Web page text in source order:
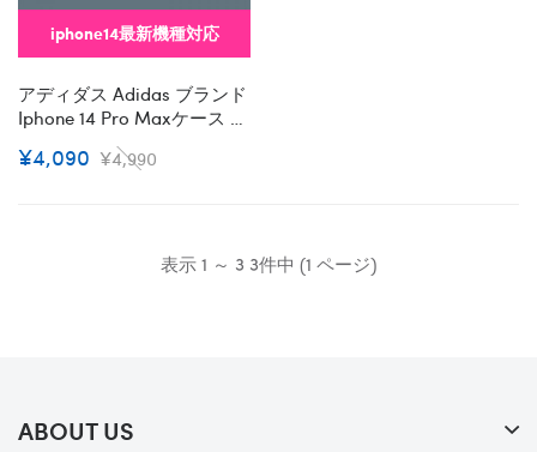
iphone14最新機種対応
アディダス Adidas ブランド
Iphone 14 Pro Maxケース か
わいい インスタ風 クローバ
ー クリア 経典 メンズ個性潮
¥4,090 ¥4,990
表示 1 ～ 3 3件中 (1 ページ)
ABOUT US